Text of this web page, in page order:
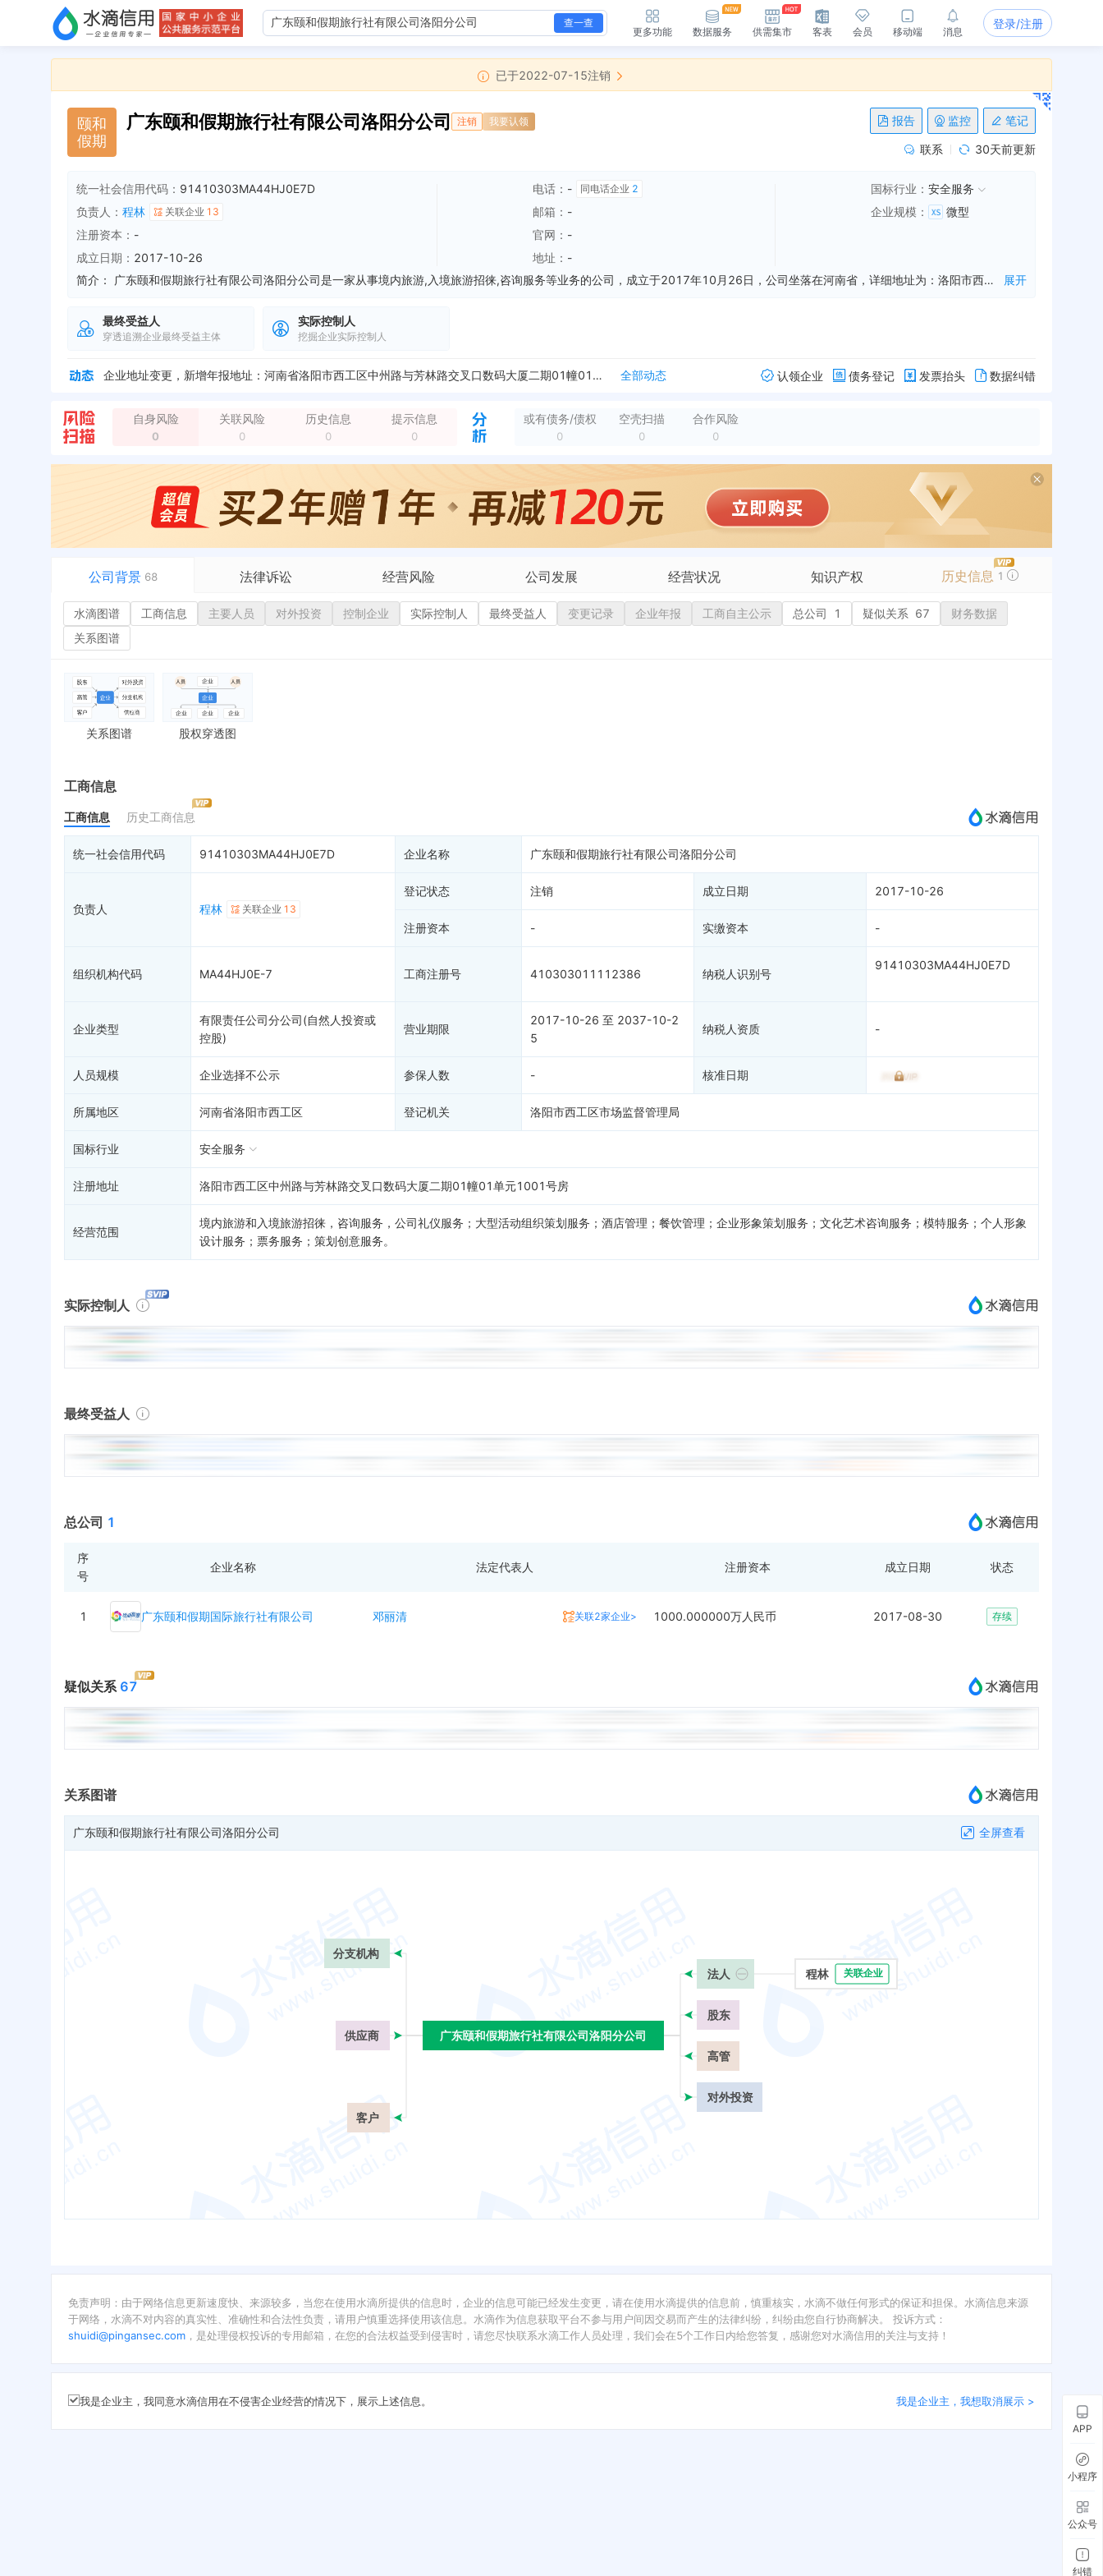
查一查
更多功能 数据服务 供需集市 客表 会员 移动端 消息
登录/注册
已于2022-07-15注销
颐和
假期
广东颐和假期旅行社有限公司洛阳分公司 注销 我要认领 报告 监控 笔记
联系 30天前更新
统一社会信用代码： 91410303MA44HJ0E7D
负责人： 程林 关联企业 13
注册资本： -
成立日期： 2017-10-26
电话： - 同电话企业 2
邮箱： -
官网： -
地址： -
国标行业： 安全服务
企业规模 ： 微型
简介： 广东颐和假期旅行社有限公司洛阳分公司是一家从事境内旅游,入境旅游招徕,咨询服务等业务的公司，成立于2017年10月26日，公司坐落在河南省，详细地址为：洛阳市西工区中州路与芳林路交叉口数码大厦二期01幢01单元1001号房;经国家企业信用信息公示系统查询得知，广东颐和假期旅行社有限公司洛阳分公司的信用代码/税号为91410303MA44HJ0E7D，企业的经营范围为:境内旅游和入境旅游招徕，咨询服务，公司礼仪服务；大型活动组织策划服务；酒店管理；餐饮管理；企业形象策划服务；文化艺术咨询服务；模特服务；个人形象设计服务；票务服务；策划创意服务。 展开
最终受益人
穿透追溯企业最终受益主体
实际控制人
挖掘企业实际控制人
企业地址变更，新增年报地址：洛阳市西工区中州路与芳林路交叉口数码大厦二期01幢01单元
企业地址变更，新增年报地址：河南省洛阳市西工区中州路与芳林路交叉口数码大厦二期01幢01单元1001号房
全部动态
企业地址变更，新增年报地址：洛阳市西工区中州路与芳林路交叉口数码大厦二期01幢01单元
全部动态
认领企业 债务登记 发票抬头 数据纠错
自身风险
0
关联风险
0
历史信息
0
提示信息
0
或有债务/债权
0
空壳扫描
0
合作风险
0
公司背景 68 法律诉讼 经营风险 公司发展 经营状况 知识产权 历史信息 1
水滴图谱
工商信息
对外投资
控制企业
实际控制人
最终受益人
企业年报
总公司 1
疑似关系 67
司法案件
法院公告
裁判文书
送达公告
被执行人
终本案件
询价评估
司法协助
或有债务债权
注销备案
融资历史
招投标
信用评价
进出口信用
地块公示
客户
商标信息
成为vip查看
水滴图谱 工商信息 主要人员 对外投资 控制企业 实际控制人 最终受益人 变更记录 企业年报 工商自主公示 总公司 1 疑似关系 67
财务数据
关系图谱
关系图谱 股权穿透图
工商信息
工商信息 历史工商信息
统一社会信用代码 91410303MA44HJ0E7D 企业名称 广东颐和假期旅行社有限公司洛阳分公司
负责人 程林 关联企业 13
登记状态 注销 成立日期 2017-10-26
注册资本 - 实缴资本 -
组织机构代码 MA44HJ0E-7 工商注册号 410303011112386 纳税人识别号
91410303MA44HJ0E7D
企业类型
有限责任公司分公司(自然人投资或
控股)
营业期限
2017-10-26 至 2037-10-2
5
纳税人资质 -
人员规模 企业选择不公示 参保人数 - 核准日期
所属地区 河南省洛阳市西工区 登记机关 洛阳市西工区市场监督管理局
国标行业 安全服务
注册地址 洛阳市西工区中州路与芳林路交叉口数码大厦二期01幢01单元1001号房
经营范围
境内旅游和入境旅游招徕，咨询服务，公司礼仪服务；大型活动组织策划服务；酒店管理；餐饮管理；企业形象策划服务；文化艺术咨询服务；模特服务；个人形象
设计服务；票务服务；策划创意服务。
实际控制人
最终受益人
总公司 1
序
号
企业名称 法定代表人 注册资本 成立日期 状态
1 广东颐和假期国际旅行社有限公司 邓丽清 关联2家企业> 1000.000000万人民币 2017-08-30 存续
疑似关系 67
关系图谱
广东颐和假期旅行社有限公司洛阳分公司 全屏查看
广东颐和假期旅行社有限公司洛阳分公司
分支机构
供应商
客户
广东颐和假期旅行社有限公司洛阳分公司
法人
股东
高管
对外投资
程林 关联企业
免责声明：由于网络信息更新速度快、来源较多，当您在使用水滴所提供的信息时，企业的信息可能已经发生变更，请在使用水滴提供的信息前，慎重核实，水滴不做任何形式的保证和担保。水滴信息来源
于网络，水滴不对内容的真实性、准确性和合法性负责，请用户慎重选择使用该信息。水滴作为信息获取平台不参与用户间因交易而产生的法律纠纷，纠纷由您自行协商解决。 投诉方式：
shuidi@pingansec.com ，是处理侵权投诉的专用邮箱，在您的合法权益受到侵害时，请您尽快联系水滴工作人员处理，我们会在5个工作日内给您答复，感谢您对水滴信用的关注与支持！
我是企业主，我同意水滴信用在不侵害企业经营的情况下，展示上述信息。 我是企业主，我想取消展示 >
APP
小程序
公众号
纠错